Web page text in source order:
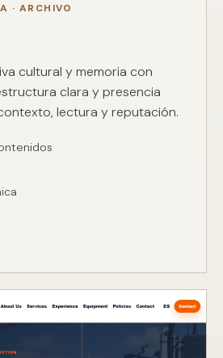
· ARCHIVO
cultural y memoria con
clara y presencia
lectura y reputación.